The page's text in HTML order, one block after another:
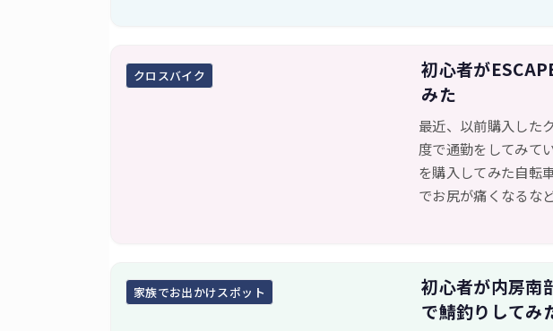
クロスバイク
初心者が
みた
最近、以前購入した
度で通勤をしてみて
を購入してみた自転
でお尻が痛くなるな
家族でお出かけスポット
初心者が内房南
で鯖釣りしてみ